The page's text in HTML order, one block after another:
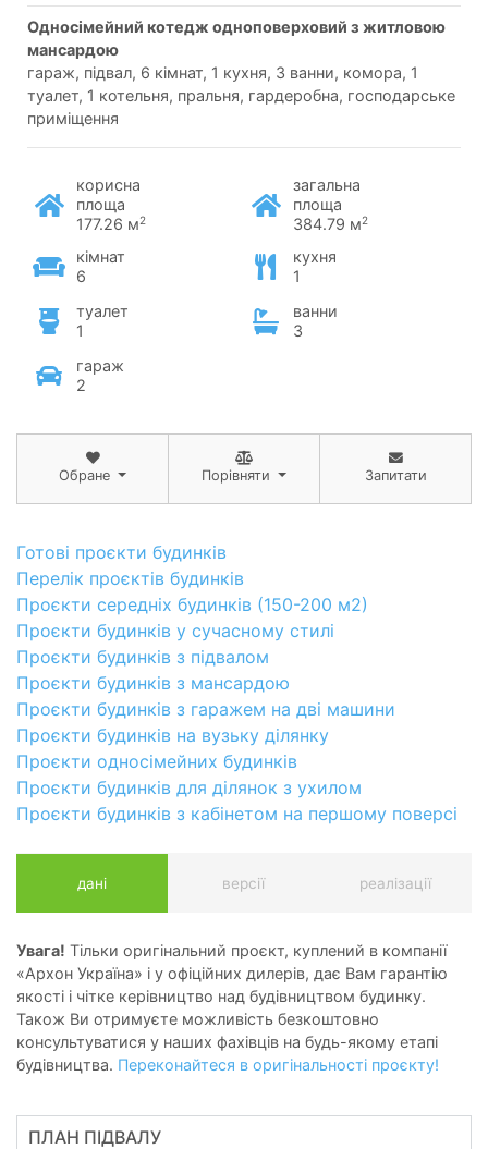
односімейний котедж одноповерховий з житловою
мансардою
гараж, підвал, 6 кімнат, 1 кухня, 3 ванни, комора, 1
туалет, 1 котельня, пральня, гардеробна, господарське
приміщення
корисна
площа
177.26 м2
загальна
площа
384.79 м2
кімнат
6
кухня
1
туалет
1
ванни
3
гараж
2
Обране Порівняти Запитати
Готові проєкти будинків
Перелік проєктів будинків
Проєкти середніх будинків (150-200 м2)
Проєкти будинків у сучасному стилі
Проєкти будинків з підвалом
Проєкти будинків з мансардою
Проєкти будинків з гаражем на дві машини
Проєкти будинків на вузьку ділянку
Проєкти односімейних будинків
Проєкти будинків для ділянок з ухилом
Проєкти будинків з кабінетом на першому поверсі
дані версії реалізації
Увага! Тільки оригінальний проєкт, куплений в компанії
«Архон Україна» і у офіційних дилерів, дає Вам гарантію
якості і чітке керівництво над будівництвом будинку.
Також Ви отримуєте можливість безкоштовно
консультуватися у наших фахівців на будь-якому етапі
будівництва. Переконайтеся в оригінальності проєкту!
ПЛАН ПІДВАЛУ